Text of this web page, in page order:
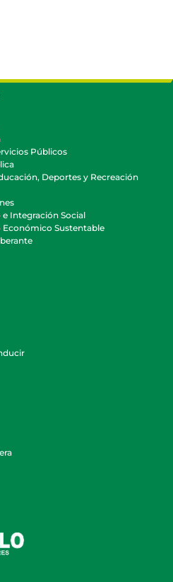
Públicos
Deportes y Recreación
Integración Social
Económico Sustentable